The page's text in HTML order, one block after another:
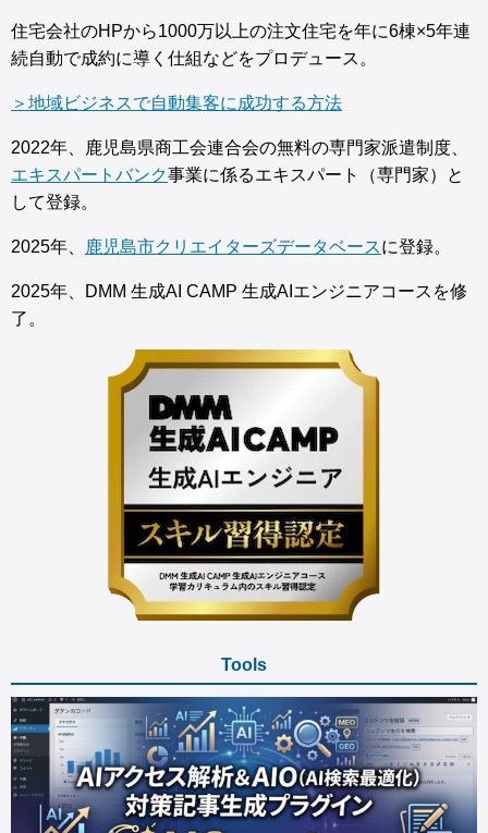
住宅会社のHPから1000万以上の注文住宅を年に6棟×5年連
続自動で成約に導く仕組などをプロデュース。
＞地域ビジネスで自動集客に成功する方法
2022年、鹿児島県商工会連合会の無料の専門家派遣制度、
エキスパートバンク事業に係るエキスパート（専門家）と
して登録。
2025年、 鹿児島市クリエイターズデータベースに登録。
2025年、DMM 生成AI CAMP 生成AIエンジニアコースを修
了。
Tools